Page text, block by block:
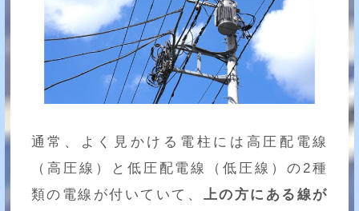
通常、よく見かける電柱には高圧配電線
（高圧線）と低圧配電線（低圧線）の2種
類の電線が付いていて、 上の方にある線が